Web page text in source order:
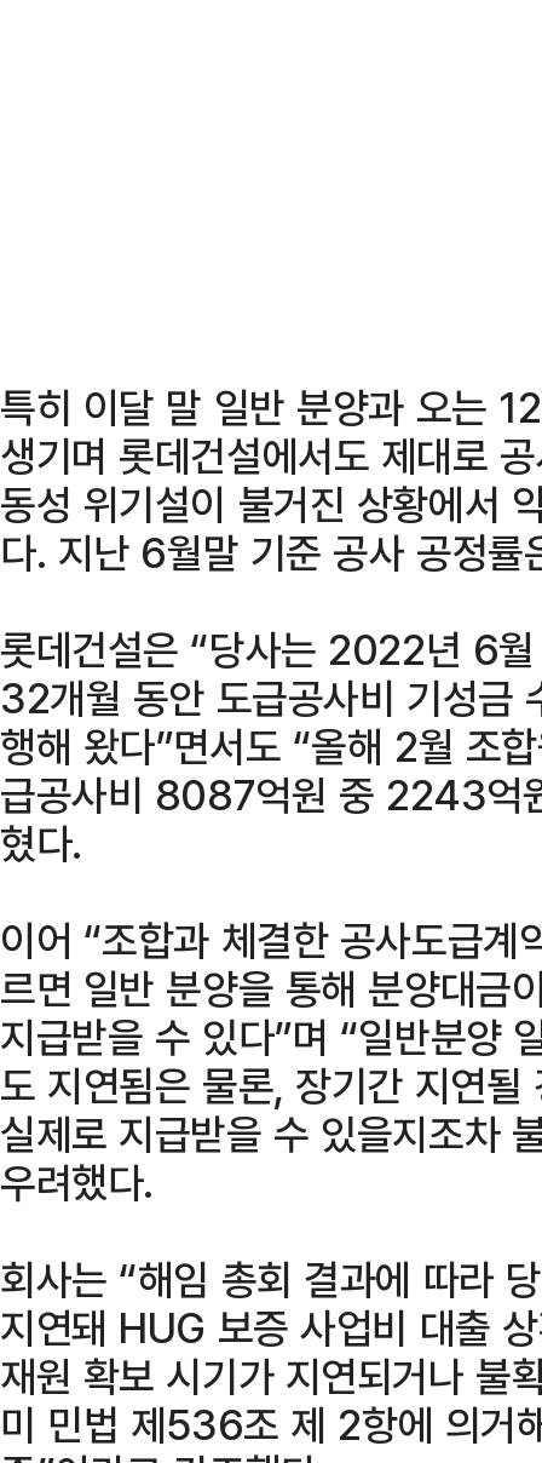
특히 이달 말 일반 분양과 오는
생기며 롯데건설에서도 제대로
동성 위기설이 불거진 상황에서
다. 지난 6월말 기준 공사 공정
롯데건설은 “당사는 2022년 6
32개월 동안 도급공사비 기성금
행해 왔다”면서도 “올해 2월 조
급공사비 8087억원 중 2243억
혔다.
이어 “조합과 체결한 공사도급
르면 일반 분양을 통해 분양대금
지급받을 수 있다”며 “일반분양
도 지연됨은 물론, 장기간 지연
실제로 지급받을 수 있을지조차
우려했다.
회사는 “해임 총회 결과에 따라
지연돼 HUG 보증 사업비 대출
재원 확보 시기가 지연되거나 불
미 민법 제536조 제 2항에 의거